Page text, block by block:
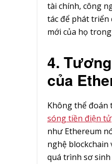
tài chính, công
tác để phát triển
mới của họ
4.
của
Không thể đoán
sóng tiền điện tử
như Ethereum
nghệ
quá trình sơ